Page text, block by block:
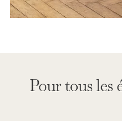
Pour tous les